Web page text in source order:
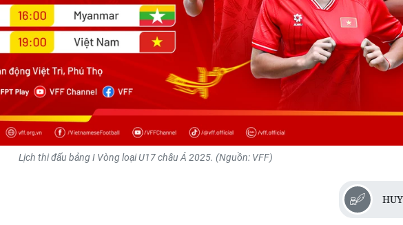
Lịch thi đấu bảng I Vòng loại U17 châu Á 2025. (Nguồn: VFF)